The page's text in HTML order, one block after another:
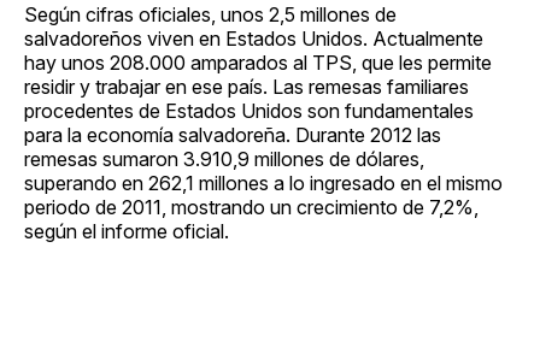
Según cifras oficiales, unos 2,5 millones de
salvadoreños viven en Estados Unidos. Actualmente
hay unos 208.000 amparados al TPS, que les permite
residir y trabajar en ese país. Las remesas familiares
procedentes de Estados Unidos son fundamentales
para la economía salvadoreña. Durante 2012 las
remesas sumaron 3.910,9 millones de dólares,
superando en 262,1 millones a lo ingresado en el mismo
periodo de 2011, mostrando un crecimiento de 7,2%,
según el informe oficial.